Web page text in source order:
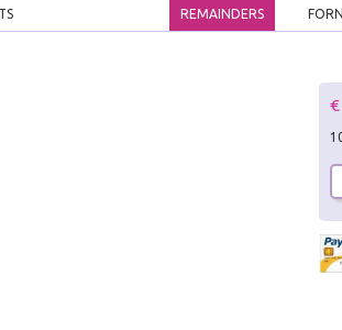
REMAINDERS
Interessato
Sarai informato
comunque
modulo di